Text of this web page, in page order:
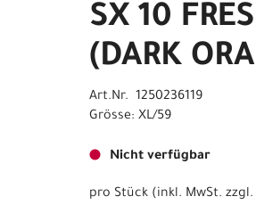
SX 10
(DARK
Art.Nr. 1250236119
Grösse: XL/59
Nicht verfügbar
pro Stück (inkl. MwSt. zzgl.